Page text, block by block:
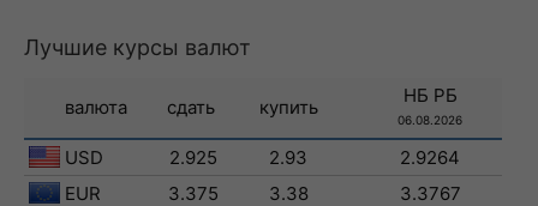
Лучшие курсы валют
валюта сдать купить
НБ РБ
06.08.2026
USD 2.925 2.93
2.9264
EUR
3.375 3.38
3.3767